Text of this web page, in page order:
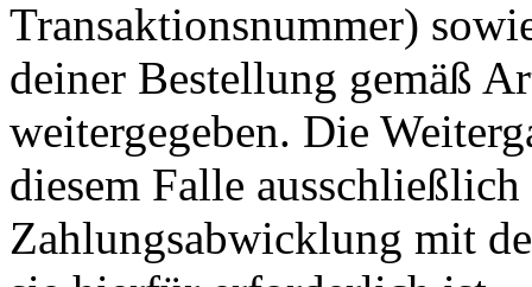
Transaktionsnummer)
deiner Bestellung gemäß
weitergegeben. Die
diesem Falle
Zahlungsabwicklung mit